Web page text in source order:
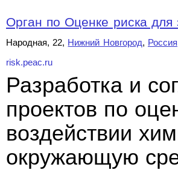
Орган по Оценке риска для
Народная, 22, Нижний Новгород, Россия
risk.peac.ru
Разработка и
проектов по
воздействии
окружающую